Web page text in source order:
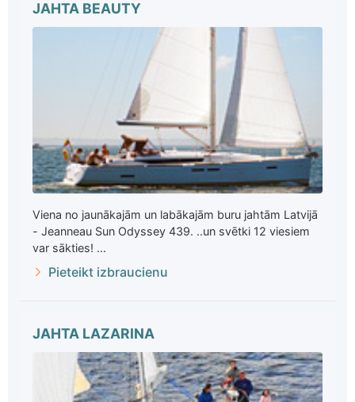
JAHTA BEAUTY
Viena no jaunākajām un labākajām buru jahtām Latvijā
- Jeanneau Sun Odyssey 439. ..un svētki 12 viesiem
var sākties! ...
Pieteikt izbraucienu
JAHTA LAZARINA